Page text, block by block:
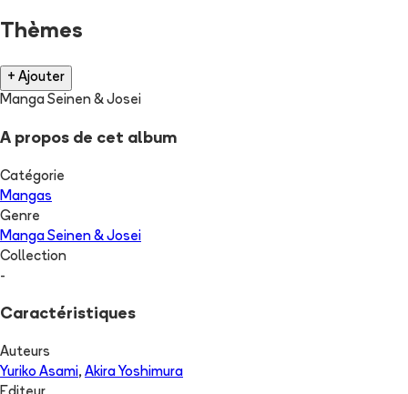
Thèmes
+ Ajouter
Manga Seinen & Josei
A propos de cet album
Catégorie
Mangas
Genre
Manga Seinen & Josei
Collection
-
Caractéristiques
Auteurs
Yuriko Asami, Akira Yoshimura